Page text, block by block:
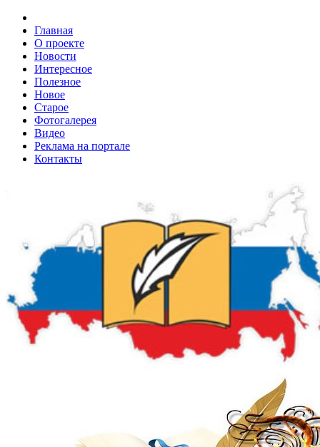
Главная
О проекте
Новости
Интересное
Полезное
Новое
Старое
Фотогалерея
Видео
Реклама на портале
Контакты